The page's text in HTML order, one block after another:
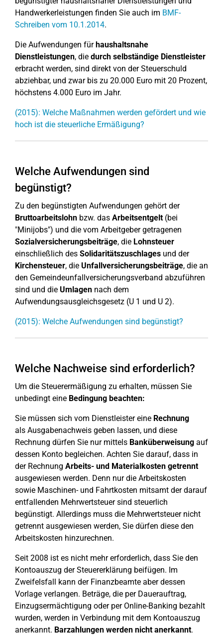
Handwerkerleistungen finden Sie auch im BMF-
Schreiben vom 10.1.2014.
Die Aufwendungen fürhaushaltsnahe
Dienstleistungen, die durch selbständige Dienstleister
erbracht werden, sind direkt von der Steuerschuld
abziehbar, und zwar bis zu 20.000 Euro mit 20 Prozent,
höchstens 4.000 Euro im Jahr.
(2015): Welche Maßnahmen werden gefördert und wie
hoch ist die steuerliche Ermäßigung?
Welche Aufwendungen sind
begünstigt?
Zu den begünstigten Aufwendungen gehört der
Bruttoarbeitslohn bzw. das Arbeitsentgelt(bei
"Minijobs") und die vom Arbeitgeber getragenen
Sozialversicherungsbeiträge, die Lohnsteuer
einschließlich des Solidaritätszuschlages und der
Kirchensteuer, die Unfallversicherungsbeiträge, die an
den Gemeindeunfallversicherungsverband abzuführen
sind und die Umlagen nach dem
Aufwendungsausgleichsgesetz (U 1 und U 2).
(2015): Welche Aufwendungen sind begünstigt?
Welche Nachweise sind erforderlich?
Um die Steuerermäßigung zu erhalten, müssen Sie
unbedingt eine Bedingung beachten:
Sie müssen sich vom Dienstleister eine Rechnung
als Ausgabenachweis geben lassen, und diese
Rechnung dürfen Sie nur mittels Banküberweisung auf
dessen Konto begleichen. Achten Sie darauf, dass in
der Rechnung Arbeits- und Materialkosten getrennt
ausgewiesen werden. Denn nur die Arbeitskosten
sowie Maschinen- und Fahrtkosten mitsamt der darauf
entfallenden Mehrwertsteuer sind steuerlich
begünstigt. Allerdings muss die Mehrwertsteuer nicht
getrennt ausgewiesen werden, Sie dürfen diese den
Arbeitskosten hinzurechnen.
Seit 2008 ist es nicht mehr erforderlich, dass Sie den
Kontoauszug der Steuererklärung beifügen. Im
Zweifelsfall kann der Finanzbeamte aber dessen
Vorlage verlangen. Beträge, die per Dauerauftrag,
Einzugsermächtigung oder per Online-Banking bezahlt
wurden, werden in Verbindung mit dem Kontoauszug
anerkannt. Barzahlungen werden nicht anerkannt.